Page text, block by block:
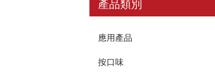
產品類別
應用產品
按口味